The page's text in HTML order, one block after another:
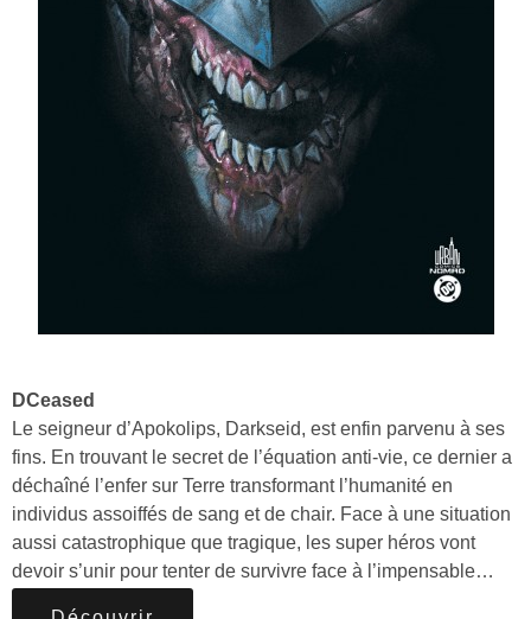
DCeased
Le seigneur d’Apokolips, Darkseid, est enfin parvenu à ses
fins. En trouvant le secret de l’équation anti-vie, ce dernier a
déchaîné l’enfer sur Terre transformant l’humanité en
individus assoiffés de sang et de chair. Face à une situation
aussi catastrophique que tragique, les super héros vont
devoir s’unir pour tenter de survivre face à l’impensable…